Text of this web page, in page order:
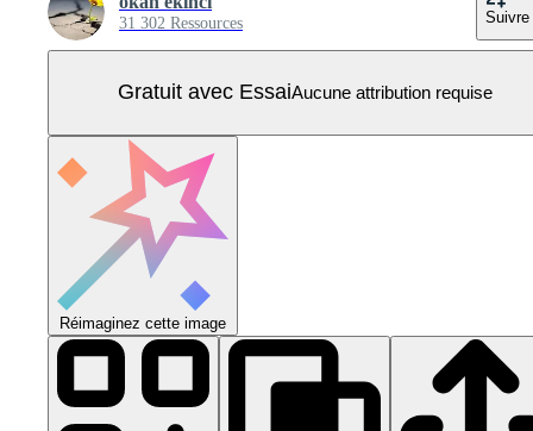
31 302 Ressources Suivre
Gratuit avec EssaiAucune attribution requise
Réimaginez cette image